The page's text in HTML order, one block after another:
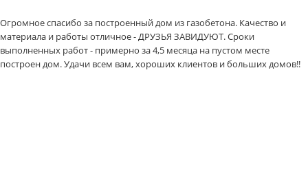
Огромное спасибо за построенный дом из газобетона. Качество и
материала и работы отличное - ДРУЗЬЯ ЗАВИДУЮТ. Сроки
выполненных работ - примерно за 4,5 месяца на пустом месте
построен дом. Удачи всем вам, хороших клиентов и больших домов!!